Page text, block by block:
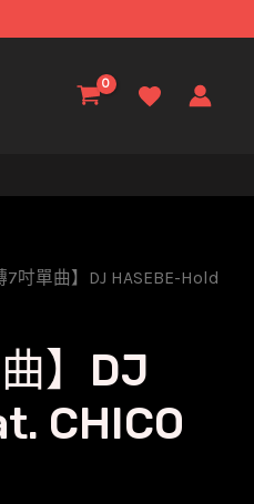
吋單曲】DJ HASEBE-Hold
】DJ
CHICO